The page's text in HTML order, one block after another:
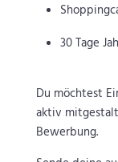
30 Tage
Du möchtest
aktiv
Bewerbung.